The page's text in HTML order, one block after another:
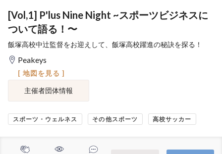
[Vol,1] P'lus Nine Night ~スポーツビジネスに
ついて語る！〜
飯塚高校中辻監督をお迎えして、飯塚高校躍進の秘訣を探る！
Peakeys
[ 地図を見る ]
主催者団体情報
スポーツ・ウェルネス その他スポーツ 高校サッカー